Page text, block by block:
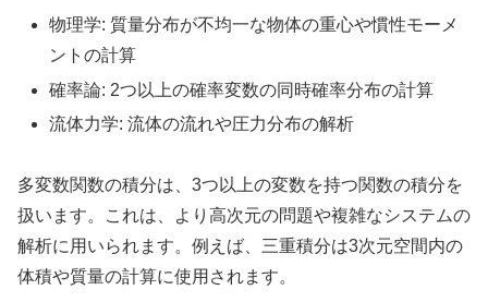
物理学: 質量分布が不均一な物体の重心や慣性モーメ
ントの計算
確率論: 2つ以上の確率変数の同時確率分布の計算
流体力学: 流体の流れや圧力分布の解析
多変数関数の積分は、3つ以上の変数を持つ関数の積分を
扱います。これは、より高次元の問題や複雑なシステムの
解析に用いられます。例えば、三重積分は3次元空間内の
体積や質量の計算に使用されます。